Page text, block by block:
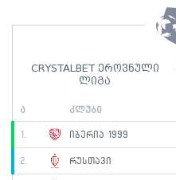
CRYSTALBET ეროვნული
ლიგა
ა კლუბი
1. იბერია 1999
2. რუსთავი